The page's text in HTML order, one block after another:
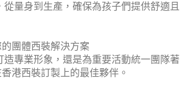
從量身到生產，確保為孩子們提供舒適且
團體西裝解決方案
造專業形象，還是為重要活動統一團隊著
港西裝訂製上的最佳夥伴。